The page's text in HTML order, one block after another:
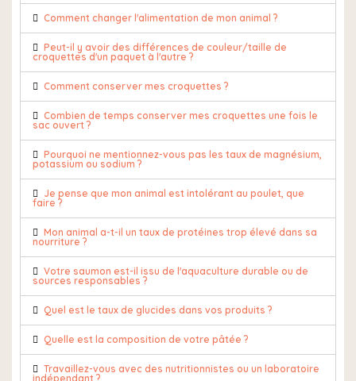
Comment changer l'alimentation de mon animal ?
Peut-il y avoir des différences de couleur/taille de
croquettes d'un paquet à l'autre ?
Comment conserver mes croquettes ?
Combien de temps conserver mes croquettes une fois le
sac ouvert ?
Pourquoi ne mentionnez-vous pas les taux de magnésium,
potassium ou sodium ?
Je pense que mon animal est intolérant au poulet, que
faire ?
Mon animal a-t-il un taux de protéines trop élevé dans sa
nourriture ?
Votre saumon est-il issu de l'aquaculture durable ou de
sources responsables ?
Quel est le taux de glucides dans vos produits ?
Quelle est la composition de votre pâtée ?
Travaillez-vous avec des nutritionnistes ou un laboratoire
indépendant ?